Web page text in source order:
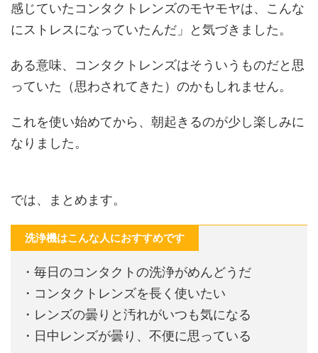
感じていたコンタクトレンズのモヤモヤは、こんな
にストレスになっていたんだ」と気づきました。
ある意味、コンタクトレンズはそういうものだと思
っていた（思わされてきた）のかもしれません。
これを使い始めてから、朝起きるのが少し楽しみに
なりました。
では、まとめます。
洗浄機はこんな人におすすめです
・毎日のコンタクトの洗浄がめんどうだ
・コンタクトレンズを長く使いたい
・レンズの曇りと汚れがいつも気になる
・日中レンズが曇り、不便に思っている